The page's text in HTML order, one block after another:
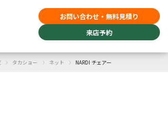
お問い合わせ・無料見積り
来店予約
› タカショー › ネット › NARDI チェアー